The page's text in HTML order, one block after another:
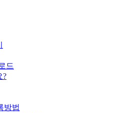
드
?
방법